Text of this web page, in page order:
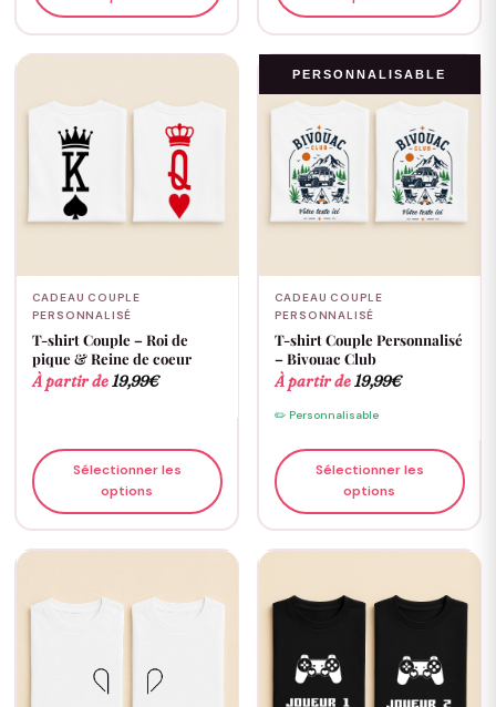
CADEAU COUPLE
PERSONNALISÉ
T-shirt Couple – Roi de
pique & Reine de coeur
À partir de19,99€
Sélectionner les
options
PERSONNALISABLE
CADEAU COUPLE
PERSONNALISÉ
T-shirt Couple Personnalisé
– Bivouac Club
À partir de19,99€
✏️ Personnalisable
Sélectionner les
options